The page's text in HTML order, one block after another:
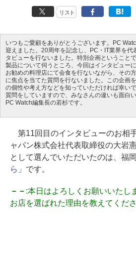
リスト
いつもご愛顧をありがとうございます。PC
迎えました。20周年を記念し、PC・IT業界を代
タビューを行ないました。特別企画ということ
製品について伺うところ、今回はインタビュー
お勧めの料理店にて会食を行ないながら、その
に焦点を当てた質問を行ないました。この企画
の個性や考え方などを知っていただければ幸い
質問をしていますので、みなさんの違いも面白
PC Watch編集長の若杉です。
第11回目のインタビューのお相
ャパン株式会社代表取締役の大岩
として選んでいただいたのは、福
ら 」です。
－－ :本日はよろしくお願いいたし
お店を選ばれた理由を教えてくだ